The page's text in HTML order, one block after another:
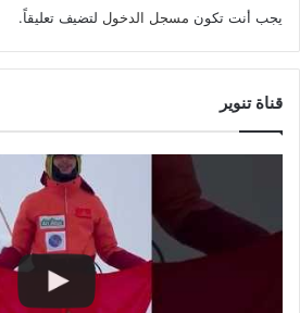
يجب أنت تكون مسجل الدخول لتضيف تعليقاً.
قناة تنوير